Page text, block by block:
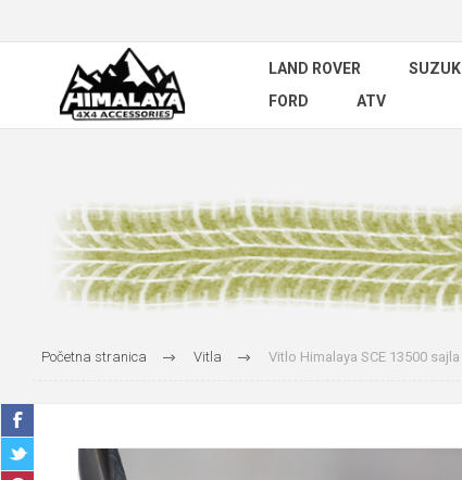
LAND ROVER SUZUKI
FORD
ATV
Početna stranica Vitla Vitlo Himalaya SCE 13500 sajla